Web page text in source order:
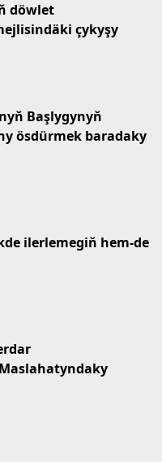
döwlet
çykyşy
Başlygynyň
ösdürmek baradaky
ilerlemegiň hem-de